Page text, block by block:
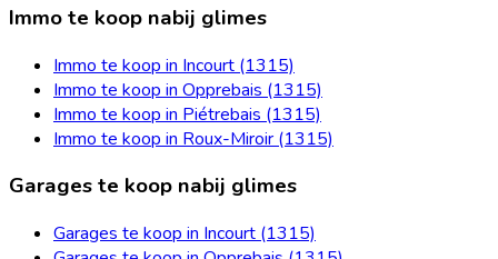
Immo te koop nabij glimes
Immo te koop in Incourt (1315)
Immo te koop in Opprebais (1315)
Immo te koop in Piétrebais (1315)
Immo te koop in Roux-Miroir (1315)
Garages te koop nabij glimes
Garages te koop in Incourt (1315)